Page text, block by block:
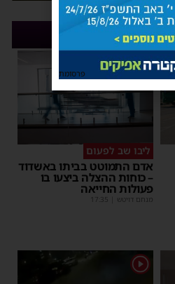
ליבו שב לפעום
אדם התמוטט בביתו באשדוד
– כוחות ההצלה ביצעו בו
פעולות החייאה
מנחם דויטש 17:35
1
פרסומת